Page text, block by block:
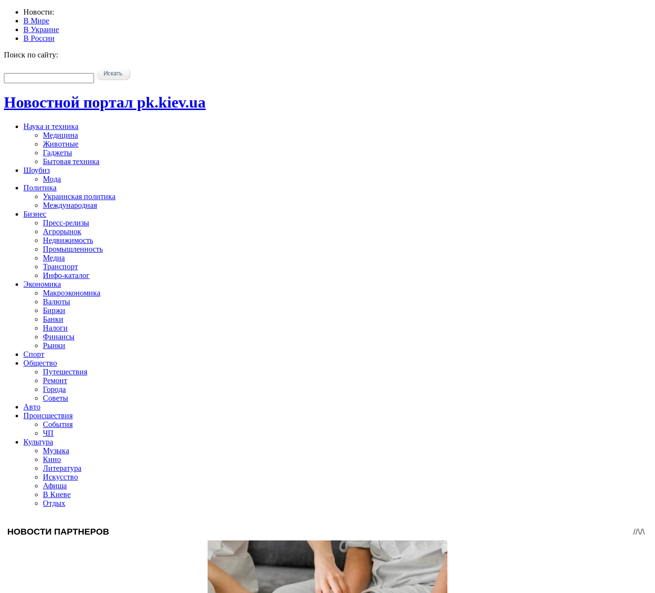
Новости:
В Мире
В Украине
В России
Поиск по сайту:
Новостной портал pk.kiev.ua
Наука и техника
Медицина
Животные
Гаджеты
Бытовая техника
Шоубиз
Мода
Политика
Украинская политика
Международная
Бизнес
Пресс-релизы
Агрорынок
Недвижимость
Промышленность
Медиа
Транспорт
Инфо-каталог
Экономика
Макроэкономика
Валюты
Биржи
Банки
Налоги
Финансы
Рынки
Спорт
Общество
Путешествия
Ремонт
Города
Советы
Авто
Происшествия
События
ЧП
Культура
Музыка
Кино
Литература
Искусство
Афиша
В Киеве
Отдых